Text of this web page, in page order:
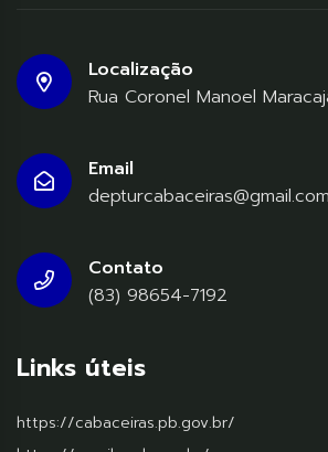
Localização
Rua Coronel Manoel
Email
depturcabaceiras@gmail.com
Contato
(83) 98654-7192
Links úteis
https://cabaceiras.pb.gov.br/